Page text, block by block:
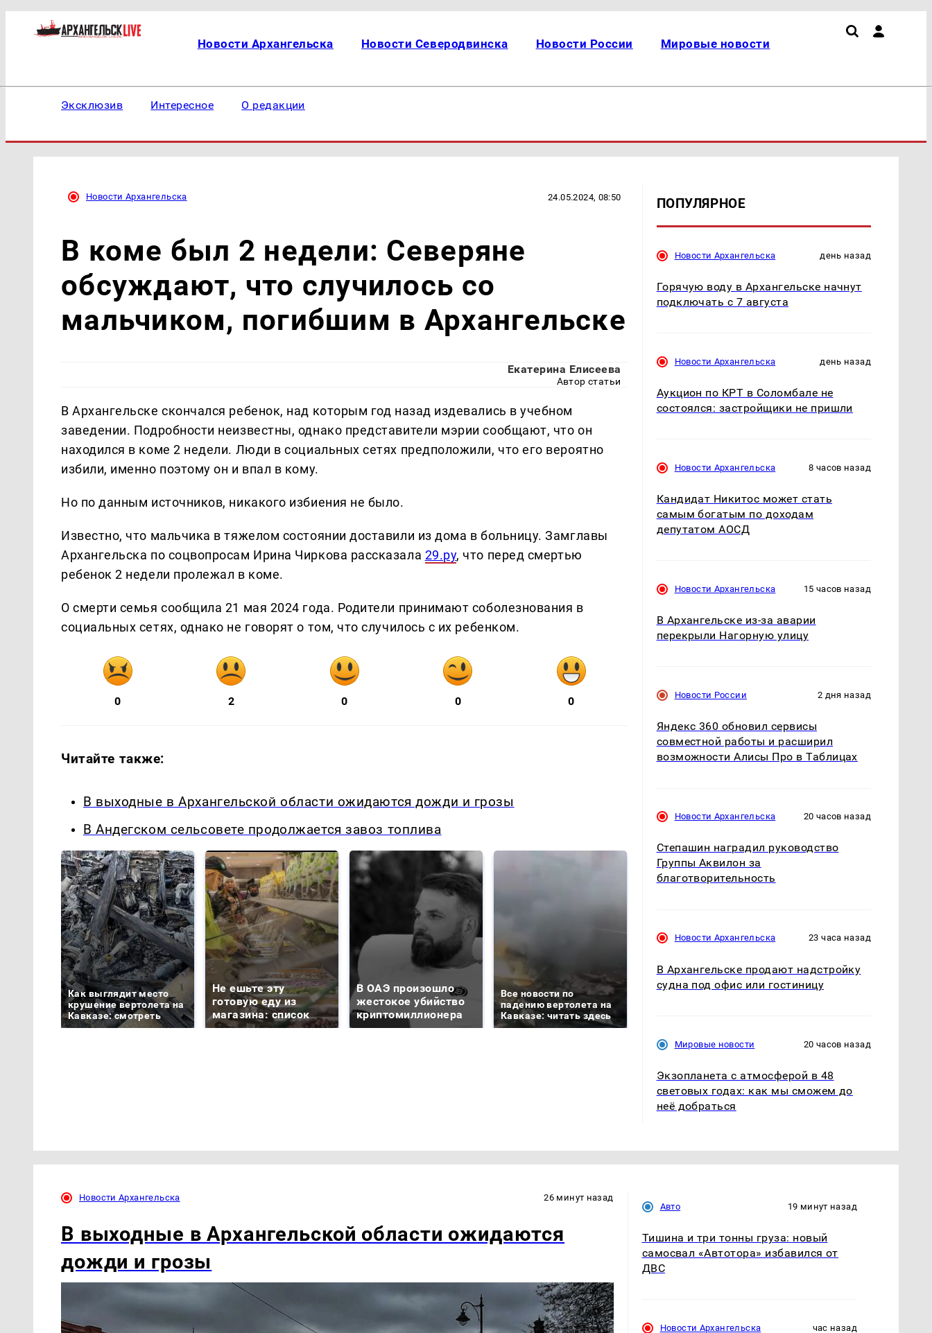
Новости Архангельска Новости Северодвинска Новости России Мировые новости
Эксклюзив Интересное О редакции
Новости Архангельска 24.05.2024, 08:50
В коме был 2 недели: Северяне
обсуждают, что случилось со
мальчиком, погибшим в Архангельске
Екатерина Елисеева
Автор статьи
В Архангельске скончался ребенок, над которым год назад издевались в учебном
заведении. Подробности неизвестны, однако представители мэрии сообщают, что он
находился в коме 2 недели. Люди в социальных сетях предположили, что его вероятно
избили, именно поэтому он и впал в кому.
Но по данным источников, никакого избиения не было.
Известно, что мальчика в тяжелом состоянии доставили из дома в больницу. Замглавы
Архангельска по соцвопросам Ирина Чиркова рассказала 29.ру, что перед смертью
ребенок 2 недели пролежал в коме.
О смерти семья сообщила 21 мая 2024 года. Родители принимают соболезнования в
социальных сетях, однако не говорят о том, что случилось с их ребенком.
0 2 0 0 0
Читайте также:
В выходные в Архангельской области ожидаются дожди и грозы
В Андегском сельсовете продолжается завоз топлива
Как выглядит место
крушение вертолета на
Кавказе: смотреть
Не ешьте эту
готовую еду из
магазина: список
В ОАЭ произошло
жестокое убийство
криптомиллионера
Все новости по
падению вертолета на
Кавказе: читать здесь
Таких событий не
В магазинах России
ПОПУЛЯРНОЕ
Новости Архангельска день назад
Горячую воду в Архангельске начнут
подключать с 7 августа
Новости Архангельска день назад
Аукцион по КРТ в Соломбале не
состоялся: застройщики не пришли
Новости Архангельска 8 часов назад
Кандидат Никитос может стать
самым богатым по доходам
депутатом АОСД
Новости Архангельска 15 часов назад
В Архангельске из-за аварии
перекрыли Нагорную улицу
Новости России 2 дня назад
Яндекс 360 обновил сервисы
совместной работы и расширил
возможности Алисы Про в Таблицах
Новости Архангельска 20 часов назад
Степашин наградил руководство
Группы Аквилон за
благотворительность
Новости Архангельска 23 часа назад
В Архангельске продают надстройку
судна под офис или гостиницу
Мировые новости 20 часов назад
Экзопланета с атмосферой в 48
световых годах: как мы сможем до
неё добраться
Новости Архангельска 26 минут назад
В выходные в Архангельской области ожидаются
дожди и грозы
Авто 19 минут назад
Тишина и три тонны груза: новый
самосвал «Автотора» избавился от
ДВС
Новости Архангельска час назад